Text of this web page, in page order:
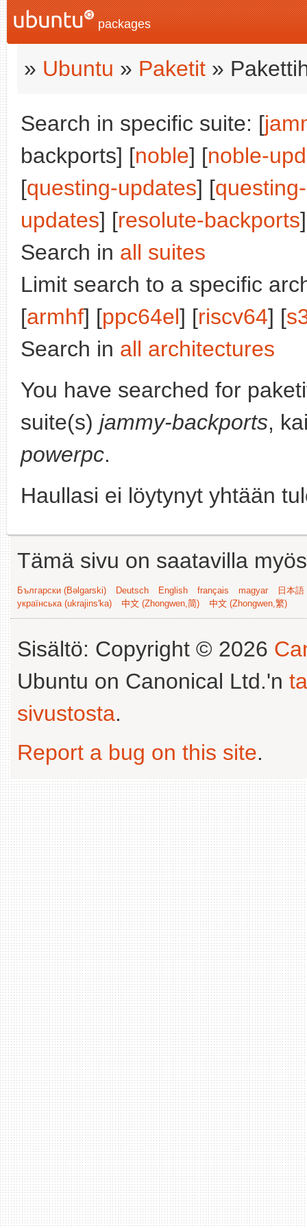
packages
» Ubuntu » Paketit »
Search in specific suite: [
backports] [noble] [noble-
[questing-updates] [
updates] [resolute-backports
Search in all suites
Limit search to a specific
[armhf] [ppc64el] [riscv64] [
Search in all architectures
You have searched for
suite(s) jammy-backports,
powerpc.
Haullasi ei löytynyt yhtään
Tämä sivu on saatavilla
Български (Bəlgarski) Deutsch English français magyar
日本
українська (ukrajins'ka)
中文 (Zhongwen,简) 中文 (Zhongwen,繁)
Sisältö: Copyright © 2026
Ubuntu on Canonical Ltd.'n
sivustosta.
Report a bug on this site.